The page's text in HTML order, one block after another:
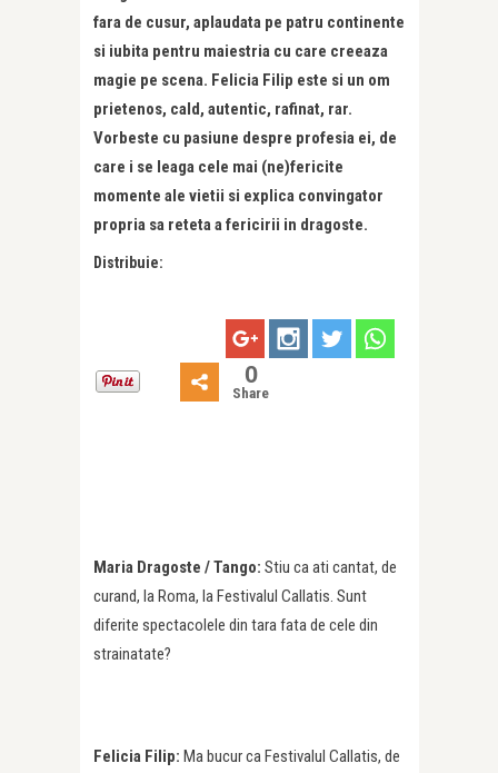
fara de cusur, aplaudata pe patru continente
si iubita pentru maiestria cu care creeaza
magie pe scena. Felicia Filip este si un om
prietenos, cald, autentic, rafinat, rar.
Vorbeste cu pasiune despre profesia ei, de
care i se leaga cele mai (ne)fericite
momente ale vietii si explica convingator
propria sa reteta a fericirii in dragoste.
Distribuie:
0
Share
Maria Dragoste / Tango: Stiu ca ati cantat, de
curand, la Roma, la Festivalul Callatis. Sunt
diferite spectacolele din tara fata de cele din
strainatate?
Felicia Filip: Ma bucur ca Festivalul Callatis, de